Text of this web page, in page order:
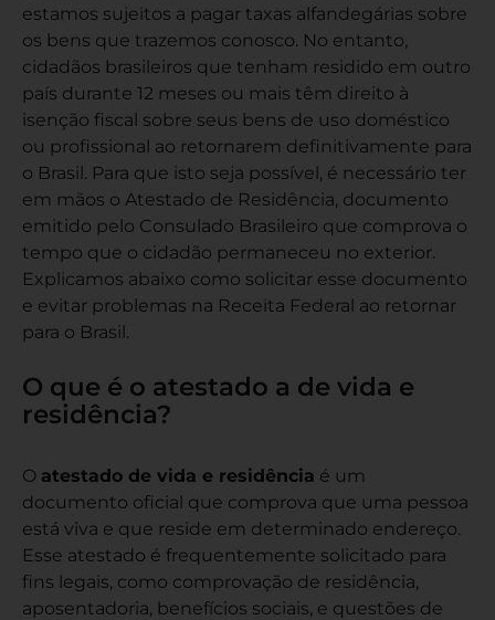
estamos sujeitos a pagar taxas alfandegárias sobre
os bens que trazemos conosco. No entanto,
cidadãos brasileiros que tenham residido em outro
país durante 12 meses ou mais têm direito à
isenção fiscal sobre seus bens de uso doméstico
ou profissional ao retornarem definitivamente para
o Brasil. Para que isto seja possível, é necessário ter
em mãos o Atestado de Residência, documento
emitido pelo Consulado Brasileiro que comprova o
tempo que o cidadão permaneceu no exterior.
Explicamos abaixo como solicitar esse documento
e evitar problemas na Receita Federal ao retornar
para o Brasil.
O que é o atestado a de vida e
residência?
O atestado de vida e residência é um
documento oficial que comprova que uma pessoa
está viva e que reside em determinado endereço.
Esse atestado é frequentemente solicitado para
fins legais, como comprovação de residência,
aposentadoria, benefícios sociais, e questões de